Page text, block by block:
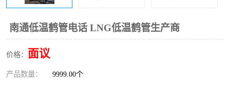
南通低温鹤管电话 LNG低温鹤管生产商
价格： 面议
产品数量： 9999.00个